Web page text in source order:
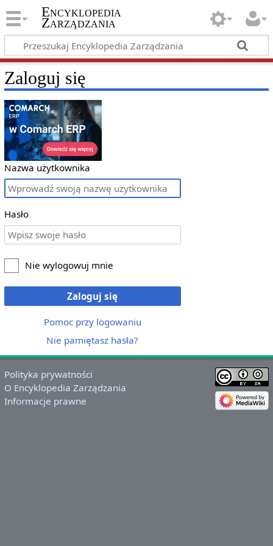
Encyklopedia
Zarządzania
Zaloguj się
Nazwa użytkownika
Hasło
Nie wylogowuj mnie
Zaloguj się
Pomoc przy logowaniu
Nie pamiętasz hasła?
Polityka prywatności
O Encyklopedia Zarządzania
Informacje prawne